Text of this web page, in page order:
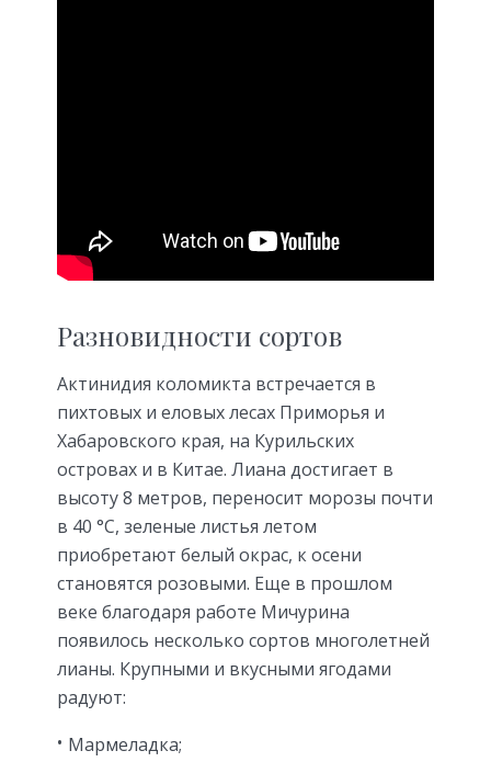
Разновидности сортов
Актинидия коломикта встречается в
пихтовых и еловых лесах Приморья и
Хабаровского края, на Курильских
островах и в Китае. Лиана достигает в
высоту 8 метров, переносит морозы почти
в 40 °С, зеленые листья летом
приобретают белый окрас, к осени
становятся розовыми. Еще в прошлом
веке благодаря работе Мичурина
появилось несколько сортов многолетней
лианы. Крупными и вкусными ягодами
радуют:
Мармеладка;